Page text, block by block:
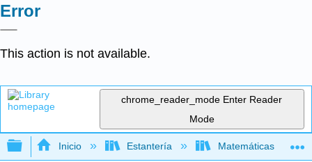
Error
This action is not available.
chrome_reader_mode Enter Reader
Mode
Expandir/contraer jerarquía global
Inicio Estantería Matemáticas